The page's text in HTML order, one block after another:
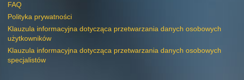
FAQ
Polityka prywatności
Klauzula informacyjna dotycząca przetwarzania danych osobowych
użytkowników
Klauzula informacyjna dotycząca przetwarzania danych osobowych
specjalistów